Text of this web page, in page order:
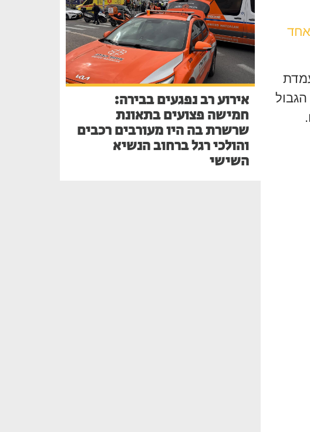
אירוע רב נפגעים בבירה:
חמישה פצועים בתאונת
שרשרת בה היו מעורבים רכבים
והולכי רגל ברחוב הנשיא
השישי